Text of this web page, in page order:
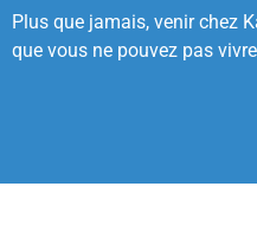
Plus que jamais, venir chez
que vous ne pouvez pas